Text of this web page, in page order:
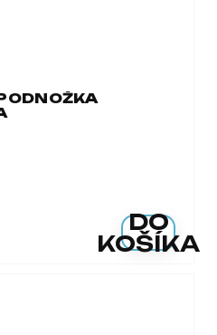
DO
KOŠÍKA